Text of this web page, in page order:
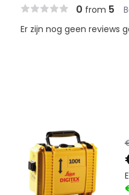
0 from 5
Er zijn nog geen reviews